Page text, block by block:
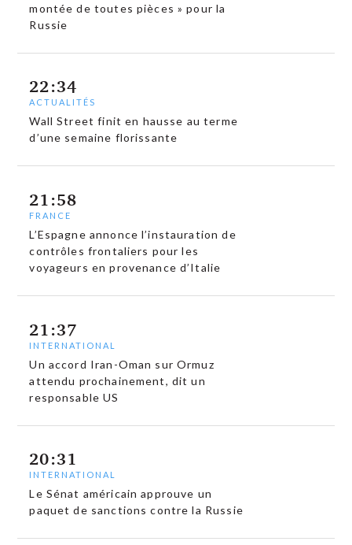
montée de toutes pièces » pour la
Russie
22:34
ACTUALITÉS
Wall Street finit en hausse au terme
d’une semaine florissante
21:58
FRANCE
L’Espagne annonce l’instauration de
contrôles frontaliers pour les
voyageurs en provenance d’Italie
21:37
INTERNATIONAL
Un accord Iran-Oman sur Ormuz
attendu prochainement, dit un
responsable US
20:31
INTERNATIONAL
Le Sénat américain approuve un
paquet de sanctions contre la Russie